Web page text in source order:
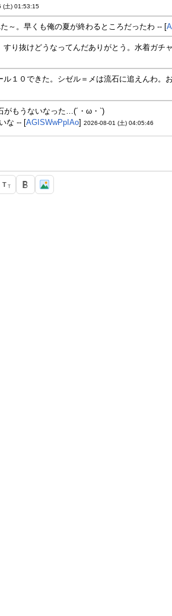
(土) 01:53:15
～。早くも俺の夏が終わるところだったわ -- [
り抜けどうなってんだありがとう。水着ガ
１０できた。シゼル＝メは流石に追えんわ
がもうないなった…(´・ω・`)
な -- [AGISWwPpIAo] 2026-08-01 (土) 04:05:46
T T